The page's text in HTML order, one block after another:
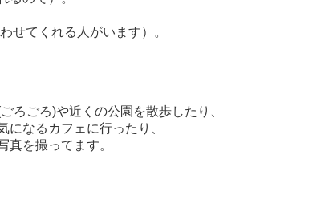
てくれる人がいます）。
ろごろ)や近くの公園を散歩したり、
なるカフェに行ったり、
を撮ってます。